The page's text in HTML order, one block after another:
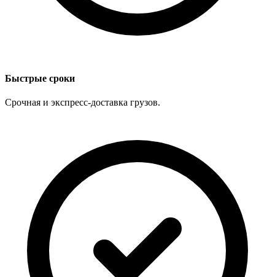
Быстрые сроки
Срочная и экспресс-доставка грузов.